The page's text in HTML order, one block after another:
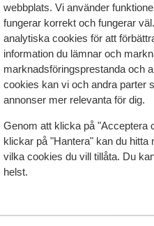
webbplats. Vi använder
fungerar korrekt och fungerar
analytiska cookies för att
information du lämnar och
marknadsföringsprestanda och
cookies kan vi och andra parter
annonser mer relevanta för dig.
Genom att klicka på "Acceptera
klickar på "Hantera" kan du
vilka cookies du vill tillåta. Du
helst.
verkligen speglar deras
10 apr. 2026
aan een
aan een
8.3
salad
food
salad
food